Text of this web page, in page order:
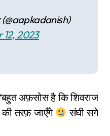
2023
अफ़सोस है कि शिवराज
की तरफ़ जाएँगे
संघी सगे